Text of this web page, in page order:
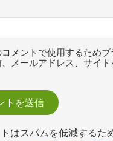
コメントで使用するため
メールアドレス、サイト
はスパムを低減するた